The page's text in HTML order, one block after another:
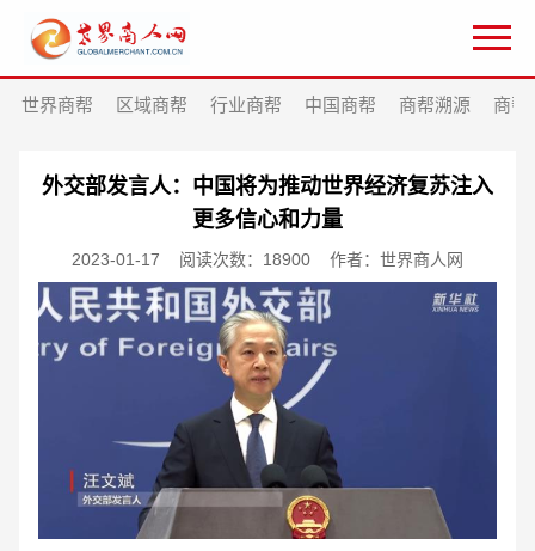
世界商帮 区域商帮 行业商帮 中国商帮 商帮溯源 商帮
外交部发言人：中国将为推动世界经济复苏注入
更多信心和力量
2023-01-17 阅读次数：18900 作者：世界商人网